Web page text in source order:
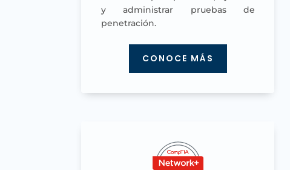
y administrar pruebas de
penetración.
CONOCE MÁS